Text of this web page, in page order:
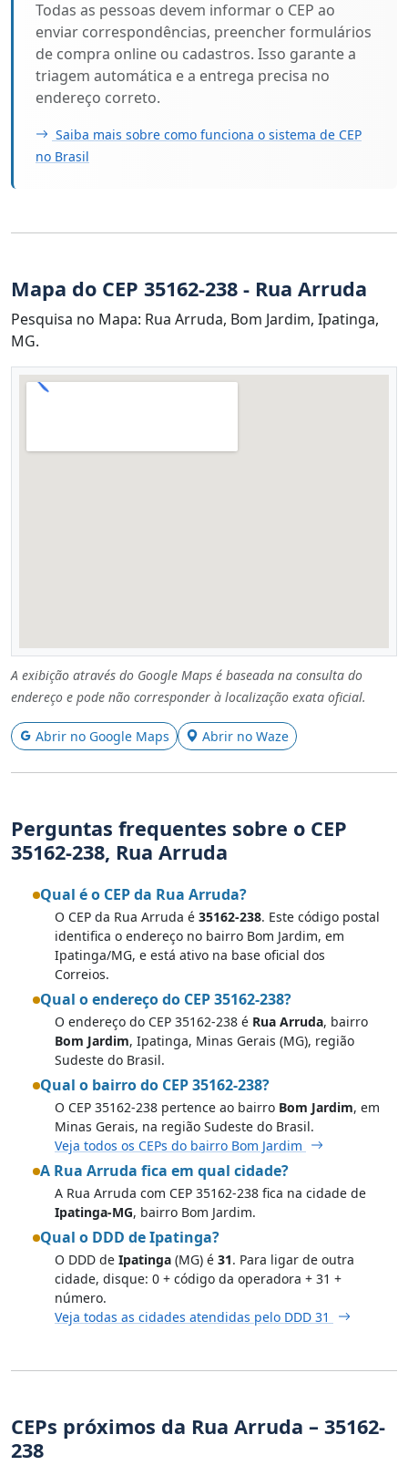
Todas as pessoas devem informar o CEP ao
enviar correspondências, preencher formulários
de compra online ou cadastros. Isso garante a
triagem automática e a entrega precisa no
endereço correto.
Saiba mais sobre como funciona o sistema de CEP
no Brasil
Mapa do CEP 35162-238 - Rua Arruda
Pesquisa no Mapa: Rua Arruda, Bom Jardim, Ipatinga,
MG.
A exibição através do Google Maps é baseada na consulta do
endereço e pode não corresponder à localização exata oficial.
Abrir no Google Maps Abrir no Waze
Perguntas frequentes sobre o CEP
35162-238, Rua Arruda
Qual é o CEP da Rua Arruda?
O CEP da Rua Arruda é 35162-238. Este código postal
identifica o endereço no bairro Bom Jardim, em
Ipatinga/MG, e está ativo na base oficial dos
Correios.
Qual o endereço do CEP 35162-238?
O endereço do CEP 35162-238 é Rua Arruda, bairro
Bom Jardim, Ipatinga, Minas Gerais (MG), região
Sudeste do Brasil.
Qual o bairro do CEP 35162-238?
O CEP 35162-238 pertence ao bairro Bom Jardim, em
Minas Gerais, na região Sudeste do Brasil.
Veja todos os CEPs do bairro Bom Jardim
A Rua Arruda fica em qual cidade?
A Rua Arruda com CEP 35162-238 fica na cidade de
Ipatinga-MG, bairro Bom Jardim.
Qual o DDD de Ipatinga?
O DDD de Ipatinga (MG) é 31. Para ligar de outra
cidade, disque: 0 + código da operadora + 31 +
número.
Veja todas as cidades atendidas pelo DDD 31
CEPs próximos da Rua Arruda – 35162-
238